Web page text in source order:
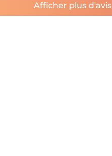
Afficher plus d'avis